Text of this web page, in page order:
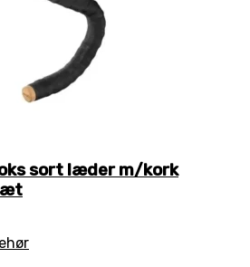
sort læder m/kork